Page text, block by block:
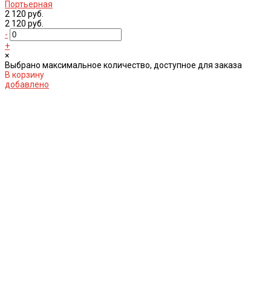
Портьерная
2 120 руб.
2 120 руб.
-
+
×
Выбрано максимальное количество, доступное для заказа
В корзину
добавлено